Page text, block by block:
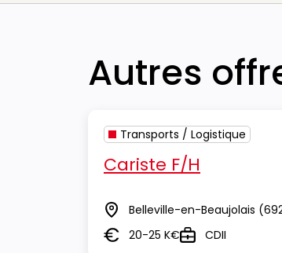
Autres
Transports / Logistique
Cariste F/H
Lieu Belleville-en-Beaujolais
Salaire20-25 K€TypeCDII